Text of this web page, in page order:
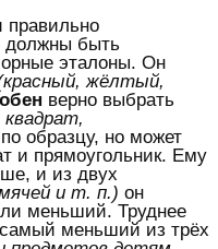
правильно
должны быть
эталоны. Он
жёлтый,
верно выбрать
квадрат,
по образцу, но может
и прямоугольник. Ему
и из двух
и т. п.) он
меньший. Труднее
меньший из трёх